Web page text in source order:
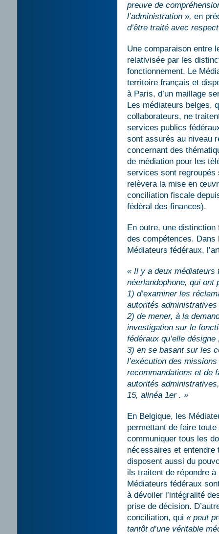
preuve de
l’administration », en
d’être traité avec
Une comparaison entre
relativisée par les
fonctionnement. Le
territoire français et
à Paris, d’un maillage
Les médiateurs belges,
collaborateurs, ne
services publics
sont assurés au niveau
concernant des
de médiation pour les
services sont
relèvera la mise en
conciliation fiscale
fédéral des finances).
En outre, une
des compétences. Dans
Médiateurs fédéraux,
« Il y a deux médiateurs
néerlandophone, qui ont
1) d’examiner les
autorités
2) de mener, à la
investigation sur le
fédéraux qu’elle désigne
3) en se basant sur les
l’exécution des
recommandations et de
autorités
15, alinéa 1er . »
En Belgique, les
permettant de faire
communiquer tous les
nécessaires et
disposent aussi du
ils traitent de répondre
Médiateurs fédéraux
à dévoiler l’intégralité
prise de décision.
conciliation, qui « peut
tantôt d’une véritable